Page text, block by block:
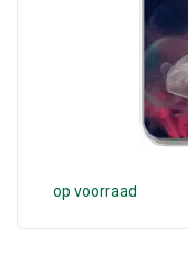
op voorraad